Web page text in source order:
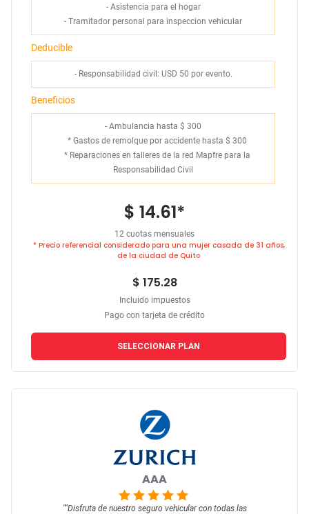
- Asistencia para el hogar
- Tramitador personal para inspeccion vehicular
Deducible
- Responsabilidad civil: USD 50 por evento.
Beneficios
- Ambulancia hasta $ 300
* Gastos de remolque por accidente hasta $ 300
* Reparaciones en talleres de la red Mapfre para la
Responsabilidad Civil
$ 14.61*
12 cuotas mensuales
* Precio referencial considerado para una mujer casada de 31 años,
de la ciudad de Quito
$ 175.28
Incluido impuestos
Pago con tarjeta de crédito
SELECCIONAR PLAN
AAA
""Disfruta de nuestro seguro vehicular con todas las